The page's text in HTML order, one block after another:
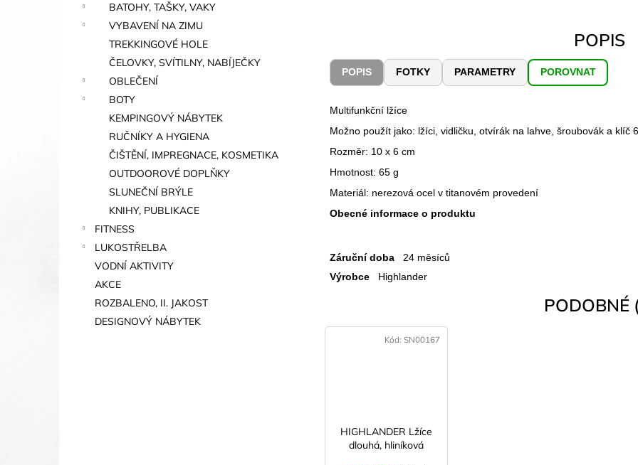
BATOHY, TAŠKY, VAKY
VYBAVENÍ NA ZIMU
TREKKINGOVÉ HOLE
ČELOVKY, SVÍTILNY, NABÍJEČKY
OBLEČENÍ
BOTY
KEMPINGOVÝ NÁBYTEK
RUČNÍKY A HYGIENA
ČIŠTĚNÍ, IMPREGNACE, KOSMETIKA
OUTDOOROVÉ DOPLŇKY
SLUNEČNÍ BRÝLE
KNIHY, PUBLIKACE
FITNESS
LUKOSTŘELBA
VODNÍ AKTIVITY
AKCE
ROZBALENO, II. JAKOST
DESIGNOVÝ NÁBYTEK
POPIS
POPIS FOTKY PARAMETRY POROVNAT
Multifunkční lžíce
Možno použít jako: lžíci, vidličku, otvírák na lahve, šroubovák a klíč
Rozměr: 10 x 6 cm
Hmotnost: 65 g
Materiál: nerezová ocel v titanovém provedení
Obecné informace o produktu
Záruční doba
24 měsíců
Výrobce
Highlander
PODOBNÉ
HIGHLANDER Lžíce
dlouhá, hliníková
Kód:SN00167